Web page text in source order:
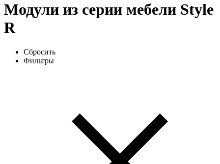
Модули из серии мебели Style
R
Сбросить
Фильтры